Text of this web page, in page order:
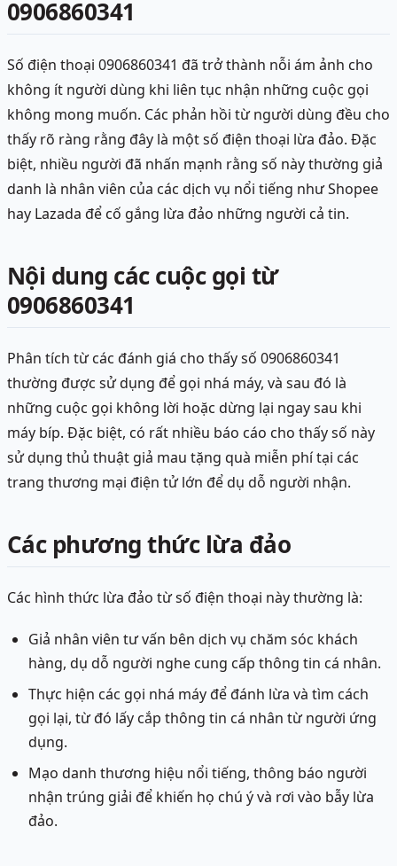
0906860341
Số điện thoại 0906860341 đã trở thành nỗi ám ảnh cho
không ít người dùng khi liên tục nhận những cuộc gọi
không mong muốn. Các phản hồi từ người dùng đều cho
thấy rõ ràng rằng đây là một số điện thoại lừa đảo. Đặc
biệt, nhiều người đã nhấn mạnh rằng số này thường giả
danh là nhân viên của các dịch vụ nổi tiếng như Shopee
hay Lazada để cố gắng lừa đảo những người cả tin.
Nội dung các cuộc gọi từ
0906860341
Phân tích từ các đánh giá cho thấy số 0906860341
thường được sử dụng để gọi nhá máy, và sau đó là
những cuộc gọi không lời hoặc dừng lại ngay sau khi
máy bíp. Đặc biệt, có rất nhiều báo cáo cho thấy số này
sử dụng thủ thuật giả mau tặng quà miễn phí tại các
trang thương mại điện tử lớn để dụ dỗ người nhận.
Các phương thức lừa đảo
Các hình thức lừa đảo từ số điện thoại này thường là:
Giả nhân viên tư vấn bên dịch vụ chăm sóc khách
hàng, dụ dỗ người nghe cung cấp thông tin cá nhân.
Thực hiện các gọi nhá máy để đánh lừa và tìm cách
gọi lại, từ đó lấy cắp thông tin cá nhân từ người ứng
dụng.
Mạo danh thương hiệu nổi tiếng, thông báo người
nhận trúng giải để khiến họ chú ý và rơi vào bẫy lừa
đảo.